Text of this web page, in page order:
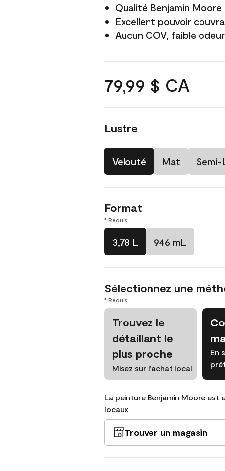
Qualité Benjamin Moore
Excellent pouvoir
Aucun COV, faible odeur
79,99 $ CA
Lustre
Velouté Mat Semi-
Format
* Requis
3,78 L 946 mL
Sélectionnez une
* Requis
Trouvez le
détaillant le
plus proche
Misez sur l’achat local
En
La peinture Benjamin Moore est
locaux
Trouver un magasin